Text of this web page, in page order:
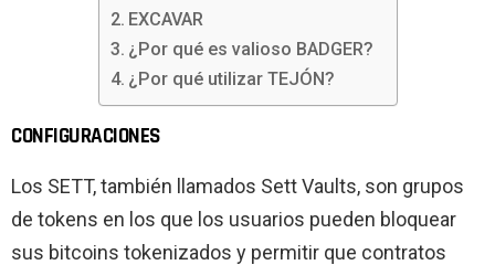
EXCAVAR
¿Por qué es valioso BADGER?
¿Por qué utilizar TEJÓN?
CONFIGURACIONES
Los SETT, también llamados Sett Vaults, son grupos
de tokens en los que los usuarios pueden bloquear
sus bitcoins tokenizados y permitir que contratos